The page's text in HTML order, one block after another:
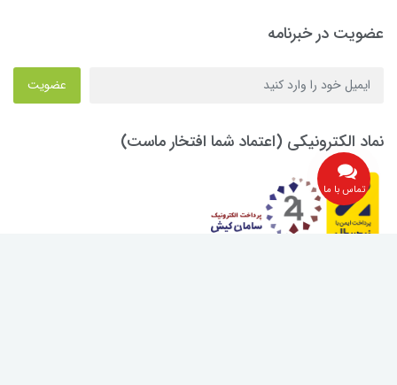
عضویت در خبرنامه
عضویت
نماد الکترونیکی (اعتماد شما افتخار ماست)
تماس با ما